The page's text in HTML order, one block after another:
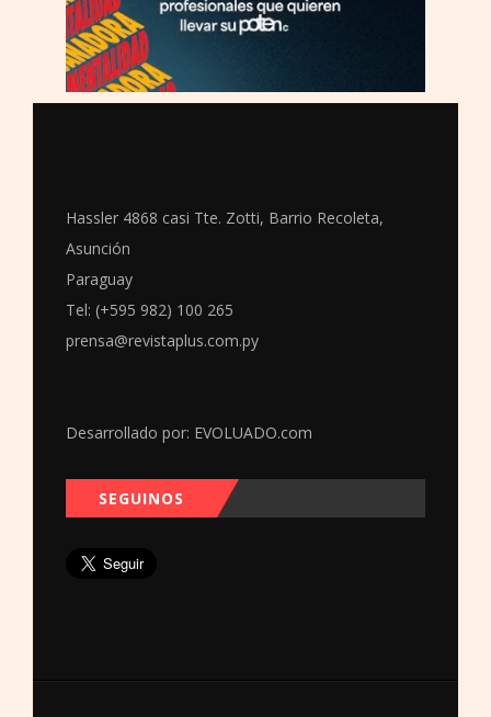
Hassler 4868 casi Tte. Zotti, Barrio Recoleta,
Asunción
Paraguay
Tel: (+595 982) 100 265
prensa@revistaplus.com.py
Desarrollado por: EVOLUADO.com
SEGUINOS